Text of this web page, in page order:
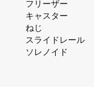
フリーザー
キャスター
ねじ
スライドレール
ソレノイド